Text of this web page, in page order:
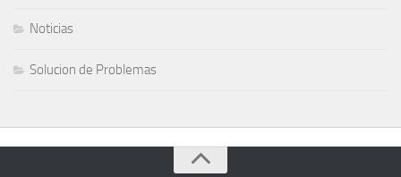
Noticias
Solucion de Problemas